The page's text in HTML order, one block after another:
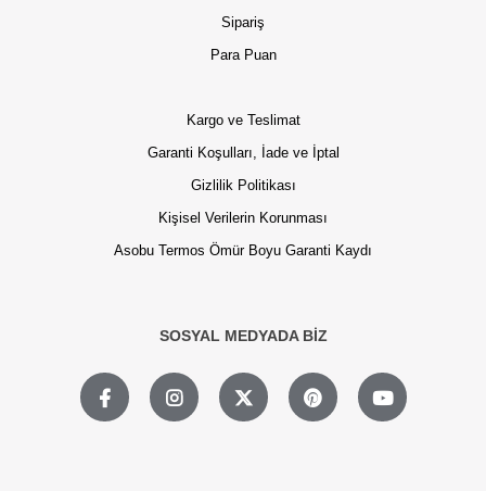
Sipariş
Para Puan
Kargo ve Teslimat
Garanti Koşulları, İade ve İptal
Gizlilik Politikası
Kişisel Verilerin Korunması
Asobu Termos Ömür Boyu Garanti Kaydı
SOSYAL MEDYADA BİZ